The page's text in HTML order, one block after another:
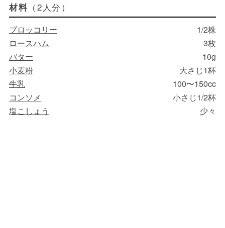
材料 （2人分）
ブロッコリー
1/2株
ロースハム
3枚
バター
10g
小麦粉
大さじ1杯
牛乳
100〜150cc
コンソメ
小さじ1/2杯
塩こしょう
少々